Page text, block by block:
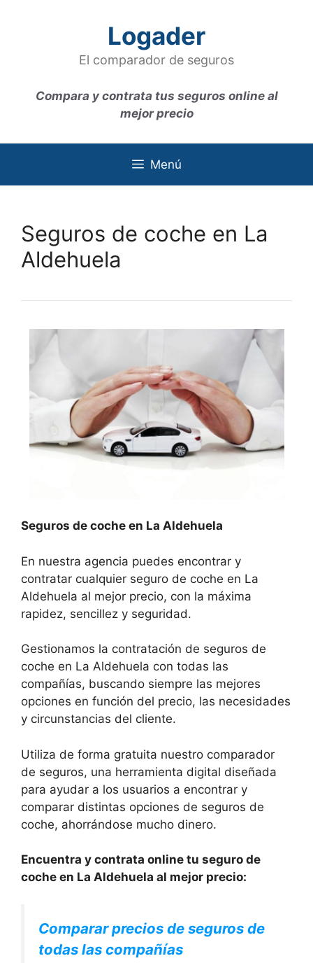
Logader
El comparador de seguros
Compara y contrata tus seguros online al
mejor precio
Menú
Seguros de coche en La
Aldehuela
Seguros de coche en La Aldehuela
En nuestra agencia puedes encontrar y
contratar cualquier seguro de coche en La
Aldehuela al mejor precio, con la máxima
rapidez, sencillez y seguridad.
Gestionamos la contratación de seguros de
coche en La Aldehuela con todas las
compañías, buscando siempre las mejores
opciones en función del precio, las necesidades
y circunstancias del cliente.
Utiliza de forma gratuita nuestro comparador
de seguros, una herramienta digital diseñada
para ayudar a los usuarios a encontrar y
comparar distintas opciones de seguros de
coche, ahorrándose mucho dinero.
Encuentra y contrata online tu seguro de
coche en La Aldehuela al mejor precio:
Comparar precios de seguros de
todas las compañías